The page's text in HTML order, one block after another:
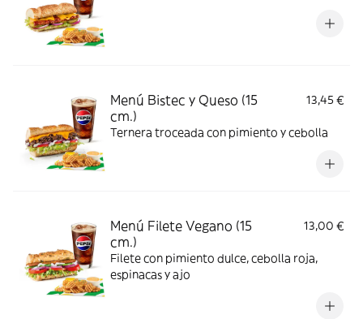
Menú Bistec y Queso (15
cm.)
13,45 €
Ternera troceada con pimiento y cebolla
Menú Filete Vegano (15
cm.)
13,00 €
Filete con pimiento dulce, cebolla roja,
espinacas y ajo